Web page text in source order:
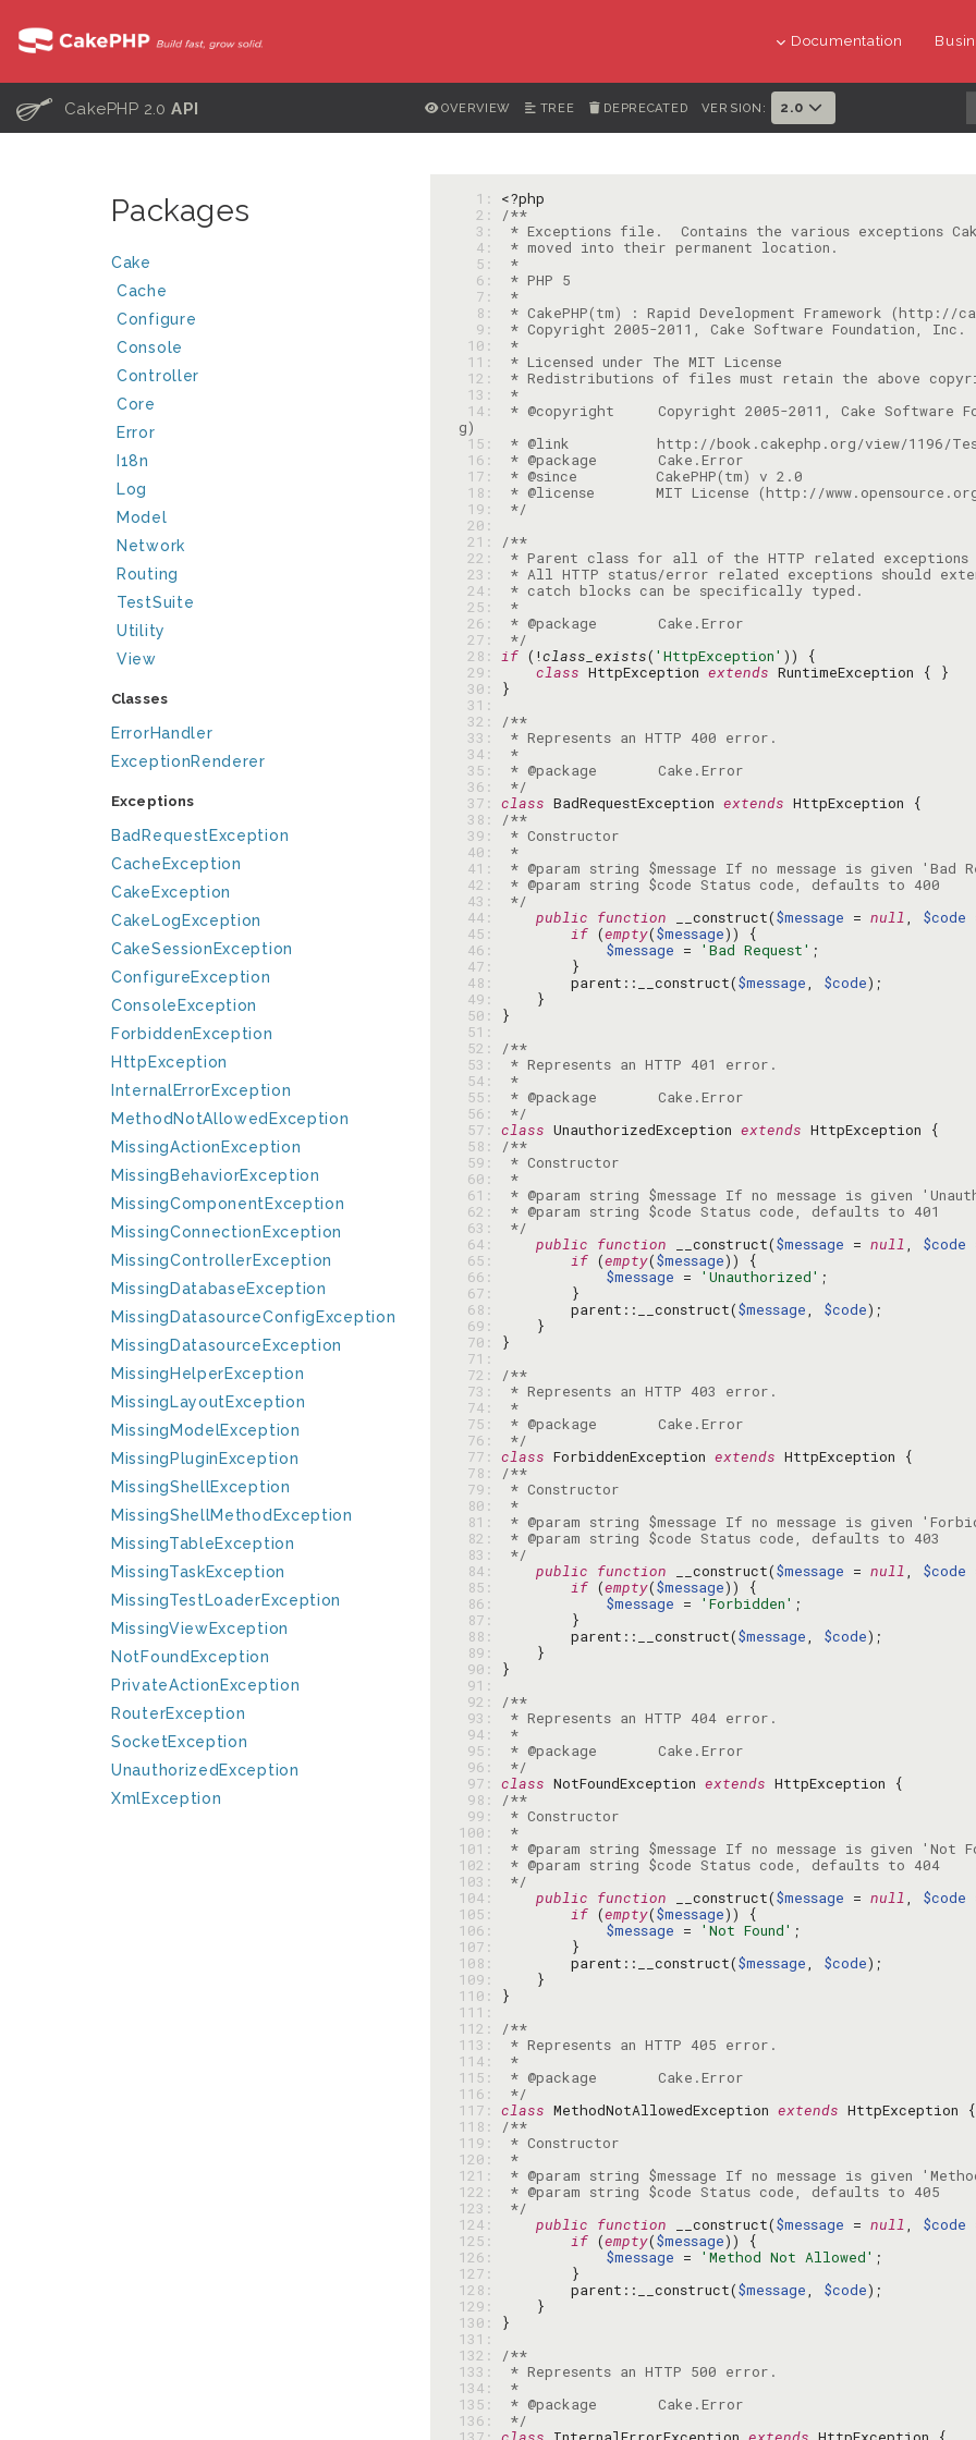
Documentation
C CakePHP 2.0API OVERVIEW TREE DEPRECATED VERSION: 2.0
Packages
Cake
Cache
Configure
Console
Controller
Core
Error
I18n
Log
Model
Network
Routing
TestSuite
Utility
View
Classes
ErrorHandler
ExceptionRenderer
Exceptions
BadRequestException
CacheException
CakeException
CakeLogException
CakeSessionException
ConfigureException
ConsoleException
ForbiddenException
HttpException
InternalErrorException
MethodNotAllowedException
MissingActionException
MissingBehaviorException
MissingComponentException
MissingConnectionException
MissingControllerException
MissingDatabaseException
MissingDatasourceConfigException
MissingDatasourceException
MissingHelperException
MissingLayoutException
MissingModelException
MissingPluginException
MissingShellException
MissingShellMethodException
MissingTableException
MissingTaskException
MissingTestLoaderException
MissingViewException
NotFoundException
PrivateActionException
RouterException
SocketException
UnauthorizedException
XmlException
  1:
<?php
  2:
  3:
  4:
  5:
  6:
  7:
  8:
  9:
10:
11:
12:
13:
14:
* @copyright     Copyright 2005-2011, Cake Software
15:
16:
17:
18:
19:
*/
20:
21:
22:
23:
24:
25:
26:
27:
*/
28: if (!class_exists( 'HttpException'
29:
class HttpException extends
30:
31:
32:
33:
34:
35:
36:
*/
37: class BadRequestException extends
38:
39:
40:
41:
42:
43:
*/
44:
public function __construct($message = null, $code
45:
if (empty($message
46:
$message = 'Bad Request'
47:
48:
        parent::__construct(
$message, $code
49:
50:
51:
52:
53:
54:
55:
56:
*/
57: class UnauthorizedException extends
58:
59:
60:
61:
62:
63:
*/
64:
public function __construct($message = null, $code
65:
if (empty($message
66:
$message = 'Unauthorized'
67:
68:
        parent::__construct(
$message, $code
69:
70:
71:
72:
73:
74:
75:
76:
*/
77: class ForbiddenException extends
78:
79:
80:
81:
82:
83:
*/
84:
public function __construct($message = null, $code
85:
if (empty($message
86:
$message = 'Forbidden'
87:
88:
        parent::__construct(
$message, $code
89:
90:
91:
92:
93:
94:
95:
96:
*/
97: class NotFoundException extends
98:
99:
100:
101:
102:
103:
*/
104:
public function __construct($message = null, $code
105:
if (empty($message
106:
$message = 'Not Found'
107:
108:
        parent::__construct(
$message, $code
109:
110:
111:
112:
113:
114:
115:
116:
*/
117: class MethodNotAllowedException extends
118:
119:
120:
121:
122:
123:
*/
124:
public function __construct($message = null, $code
125:
if (empty($message
126:
$message = 'Method Not Allowed'
127:
128:
        parent::__construct(
$message, $code
129:
130:
131:
132:
133:
134:
135:
136:
*/